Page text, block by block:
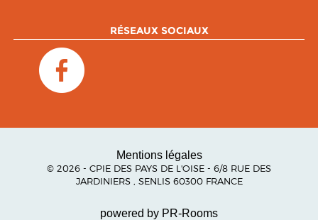
RÉSEAUX SOCIAUX
Mentions légales
© 2026 - CPIE DES PAYS DE L'OISE - 6/8 RUE DES
JARDINIERS , SENLIS 60300 FRANCE
powered by PR-Rooms